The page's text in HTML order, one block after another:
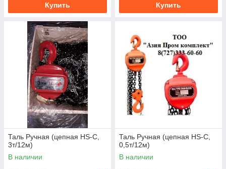
Купить Купить
Таль Ручная (цепная HS-C,
3т/12м)
В наличии
Таль Ручная (цепная HS-C,
0,5т/12м)
В наличии